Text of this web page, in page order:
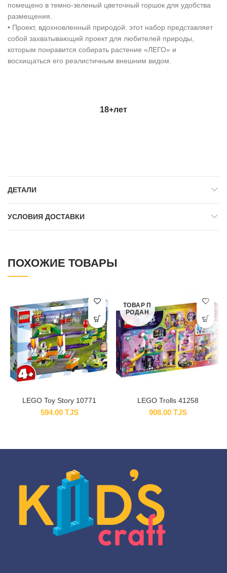
помещено в темно-зеленый цветочный горшок для удобства
размещения.
• Проект, вдохновленный природой: этот набор представляет
собой захватывающий проект для любителей природы,
которым понравится собирать растение «ЛЕГО» и
восхищаться его реалистичным внешним видом.
18+лет
ДЕТАЛИ
УСЛОВИЯ ДОСТАВКИ
ПОХОЖИЕ ТОВАРЫ
LEGO Toy Story 10771
594.00 TJS
ТОВАР П
РОДАН
LEGO Trolls 41258
908.00 TJS